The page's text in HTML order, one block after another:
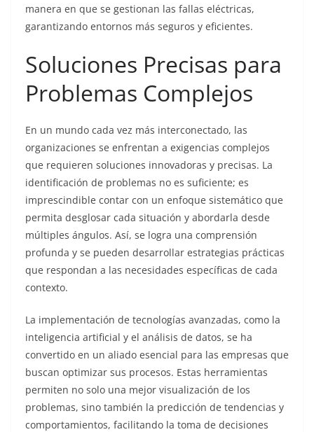
manera en que se gestionan las fallas eléctricas,
garantizando entornos más seguros y eficientes.
Soluciones Precisas para
Problemas Complejos
En un mundo cada vez más interconectado, las
organizaciones se enfrentan a exigencias complejos
que requieren soluciones innovadoras y precisas. La
identificación de problemas no es suficiente; es
imprescindible contar con un enfoque sistemático que
permita desglosar cada situación y abordarla desde
múltiples ángulos. Así, se logra una comprensión
profunda y se pueden desarrollar estrategias prácticas
que respondan a las necesidades específicas de cada
contexto.
La implementación de tecnologías avanzadas, como la
inteligencia artificial y el análisis de datos, se ha
convertido en un aliado esencial para las empresas que
buscan optimizar sus procesos. Estas herramientas
permiten no solo una mejor visualización de los
problemas, sino también la predicción de tendencias y
comportamientos, facilitando la toma de decisiones